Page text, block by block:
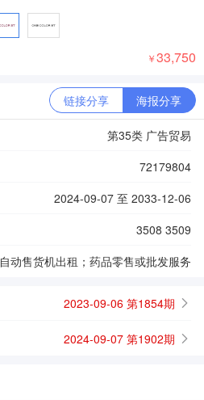
￥33,750
链接分享 海报分享
第35类 广告贸易
72179804
2024-09-07 至 2033-12-06
3508 3509
自动售货机出租；药品零售或批发服务
2023-09-06 第1854期
2024-09-07 第1902期